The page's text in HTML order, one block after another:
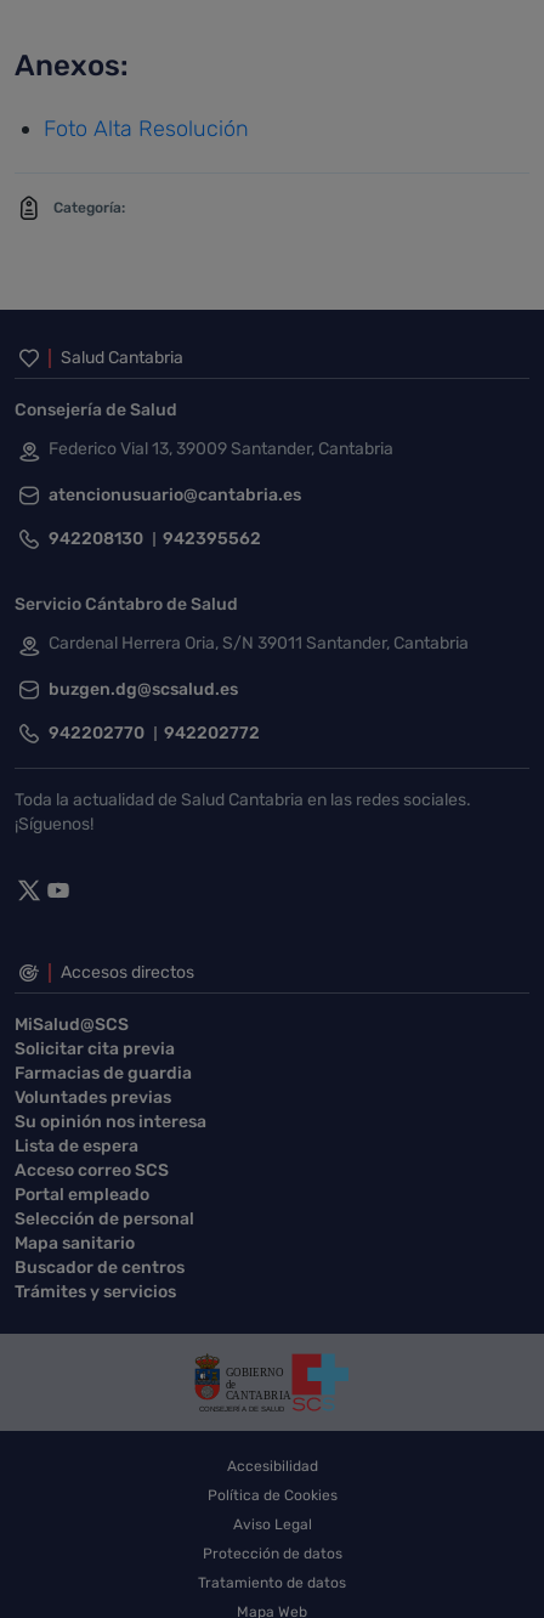
Anexos:
Foto Alta Resolución
Categoría:
Inicio del pie de página
Salud Cantabria
Consejería de Salud
Federico Vial 13, 39009 Santander, Cantabria
atencionusuario@cantabria.es
942208130 942395562
Servicio Cántabro de Salud
Cardenal Herrera Oria, S/N 39011 Santander, Cantabria
buzgen.dg@scsalud.es
942202770 942202772
Toda la actualidad de Salud Cantabria en las redes sociales.
¡Síguenos!
Accesos directos
MiSalud@SCS
Solicitar cita previa
Farmacias de guardia
Voluntades previas
Su opinión nos interesa
Lista de espera
Acceso correo SCS
Portal empleado
Selección de personal
Mapa sanitario
Buscador de centros
Trámites y servicios
Accesibilidad
Política de Cookies
Aviso Legal
Protección de datos
Tratamiento de datos
Mapa Web